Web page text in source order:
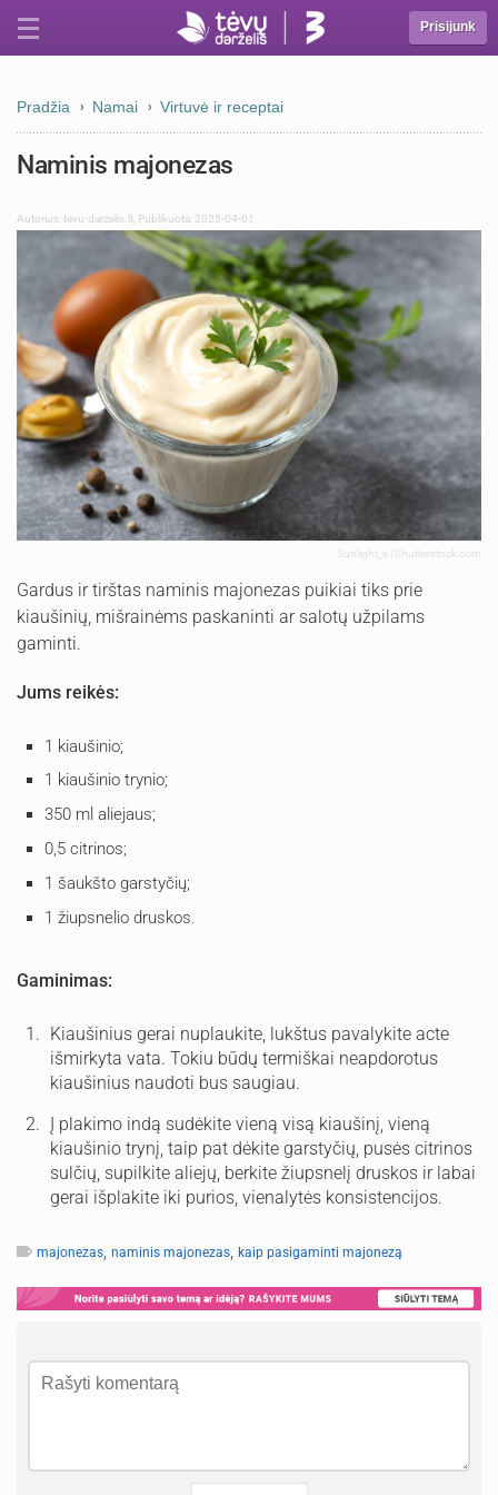
Prisijunk
Pradžia Namai Virtuvė ir receptai
Naminis majonezas
Autorius:tevu-darzelis.lt Publikuota: 2025-04-01
Sunlight_s | Shutterstock.com
Gardus ir tirštas naminis majonezas puikiai tiks prie
kiaušinių, mišrainėms paskaninti ar salotų užpilams
gaminti.
Jums reikės:
1 kiaušinio;
1 kiaušinio trynio;
350 ml aliejaus;
0,5 citrinos;
1 šaukšto garstyčių;
1 žiupsnelio druskos.
Gaminimas:
Kiaušinius gerai nuplaukite, lukštus pavalykite acte
išmirkyta vata. Tokiu būdų termiškai neapdorotus
kiaušinius naudoti bus saugiau.
Į plakimo indą sudėkite vieną visą kiaušinį, vieną
kiaušinio trynį, taip pat dėkite garstyčių, pusės citrinos
sulčių, supilkite aliejų, berkite žiupsnelį druskos ir labai
gerai išplakite iki purios, vienalytės konsistencijos.
majonezas naminis majonezas kaip pasigaminti majonezą